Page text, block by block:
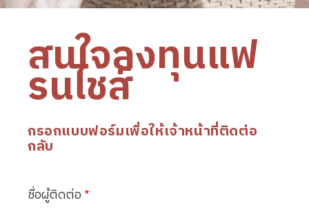
สนใจลงทุนแฟ
รนไชส์
กรอกแบบฟอร์มเพื่อให้เจ้าหน้าที่ติดต่อ
กลับ
ชื่อผู้ติดต่อ